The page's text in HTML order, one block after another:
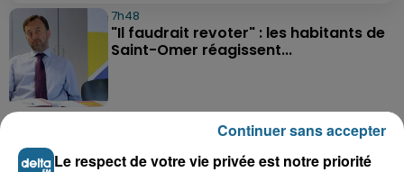
7h48
"Il faudrait revoter" : les habitants de
Saint-Omer réagissent...
Delettes : un incendie dans un grenier,
deux hommes intoxiqués par...
Le respect de votre vie privée est notre priorité
Continuer sans accepter